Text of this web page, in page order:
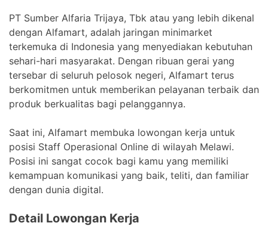
PT Sumber Alfaria Trijaya, Tbk atau yang lebih dikenal
dengan Alfamart, adalah jaringan minimarket
terkemuka di Indonesia yang menyediakan kebutuhan
sehari-hari masyarakat. Dengan ribuan gerai yang
tersebar di seluruh pelosok negeri, Alfamart terus
berkomitmen untuk memberikan pelayanan terbaik dan
produk berkualitas bagi pelanggannya.
Saat ini, Alfamart membuka lowongan kerja untuk
posisi Staff Operasional Online di wilayah Melawi.
Posisi ini sangat cocok bagi kamu yang memiliki
kemampuan komunikasi yang baik, teliti, dan familiar
dengan dunia digital.
Detail Lowongan Kerja